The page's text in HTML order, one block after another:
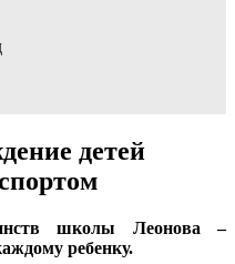
детей
школы Леонова –
ребенку.